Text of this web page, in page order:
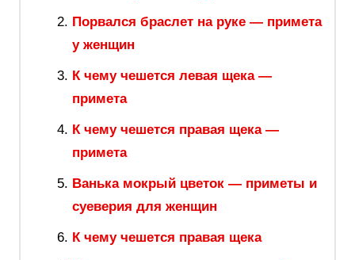
Порвался браслет на руке — примета
у женщин
К чему чешется левая щека —
примета
К чему чешется правая щека —
примета
Ванька мокрый цветок — приметы и
суеверия для женщин
К чему чешется правая щека